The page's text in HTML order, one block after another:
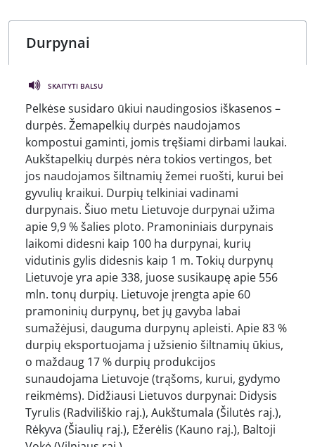
SKAITYTI BALSU
Pelkėse susidaro ūkiui naudingosios iškasenos –
durpės. Žemapelkių durpės naudojamos
kompostui gaminti, jomis tręšiami dirbami laukai.
Aukštapelkių durpės nėra tokios vertingos, bet
jos naudojamos šiltnamių žemei ruošti, kurui bei
gyvulių kraikui. Durpių telkiniai vadinami
durpynais. Šiuo metu Lietuvoje durpynai užima
apie 9,9 % šalies ploto. Pramoniniais durpynais
laikomi didesni kaip 100 ha durpynai, kurių
vidutinis gylis didesnis kaip 1 m. Tokių durpynų
Lietuvoje yra apie 338, juose susikaupę apie 556
mln. tonų durpių. Lietuvoje įrengta apie 60
pramoninių durpynų, bet jų gavyba labai
sumažėjusi, dauguma durpynų apleisti. Apie 83 %
durpių eksportuojama į užsienio šiltnamių ūkius,
o maždaug 17 % durpių produkcijos
sunaudojama Lietuvoje (trąšoms, kurui, gydymo
reikmėms). Didžiausi Lietuvos durpynai: Didysis
Tyrulis (Radviliškio raj.), Aukštumala (Šilutės raj.),
Rėkyva (Šiaulių raj.), Ežerėlis (Kauno raj.), Baltoji